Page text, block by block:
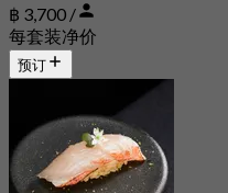
฿ 3,700 /
每套装净价
预订